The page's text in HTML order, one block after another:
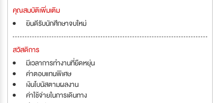
คุณสมบัติเพิ่มเติม
ยินดีรับนักศึกษาจบใหม่
สวัสดิการ
มีเวลาการทำงานที่ยืดหยุ่น
ค่าตอบแทนพิเศษ
เงินโบนัสตามผลงาน
ค่าใช้จ่ายในการเดินทาง